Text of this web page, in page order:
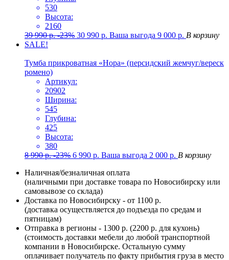
530
Высота:
2160
39 990р. -23% 30 990 р. Ваша выгода 9 000 р. В корзину
SALE!
Тумба прикроватная «Нора» (персидский жемчуг/вереск
ромено)
Артикул:
20902
Ширина:
545
Глубина:
425
Высота:
380
8 990р. -23% 6 990 р. Ваша выгода 2 000 р. В корзину
Наличная/безналичная оплата
(наличными при доставке товара по Новосибирску или
самовывозе со склада)
Доставка по Новосибирску - от 1100 р.
(доставка осуществляется до подъезда по средам и
пятницам)
Отправка в регионы - 1300 р. (2200 р. для кухонь)
(стоимость доставки мебели до любой транспортной
компании в Новосибирске. Остальную сумму
оплачивает получатель по факту прибытия груза в место